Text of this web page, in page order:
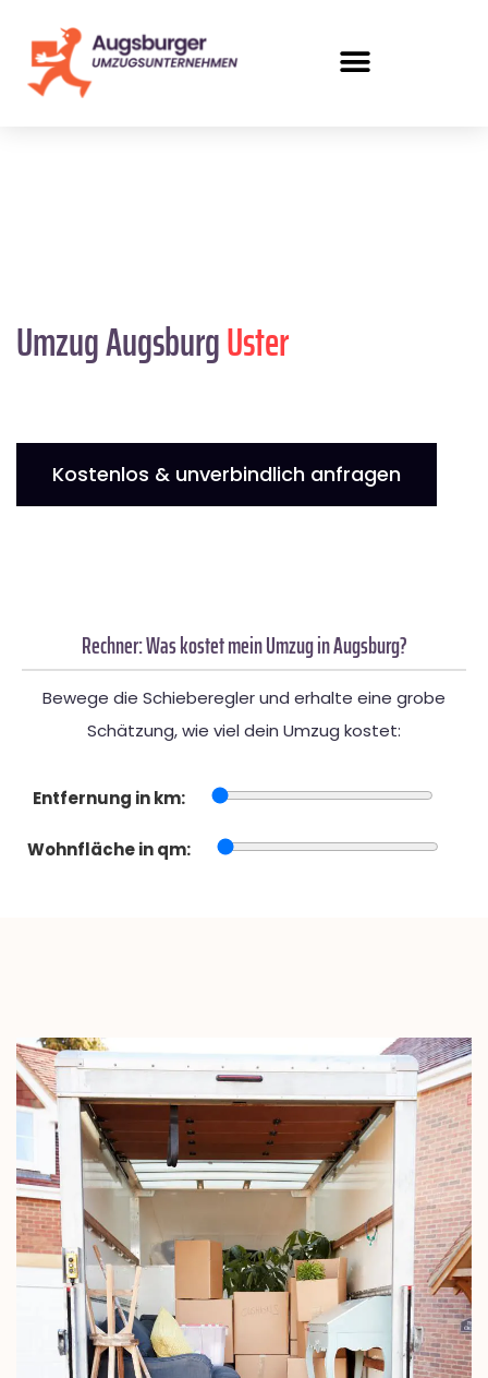
Umzug AugsburgUster
Kostenlos & unverbindlich anfragen
Rechner: Was kostet mein Umzug in Augsburg?
Bewege die Schieberegler und erhalte eine grobe
Schätzung, wie viel dein Umzug kostet:
Entfernung in km:
Wohnfläche in qm: